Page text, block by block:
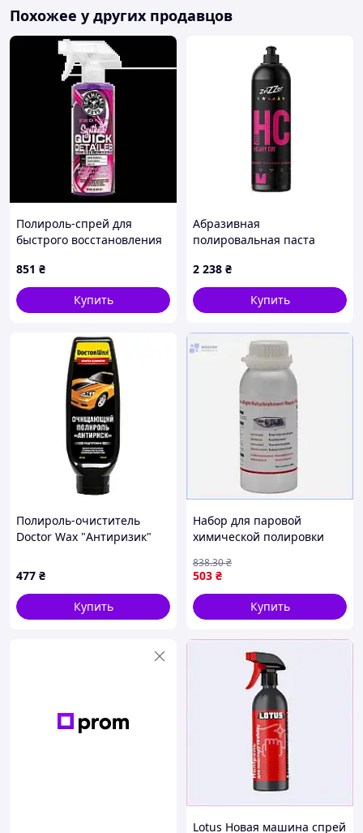
Похожее у других продавцов
Полироль-спрей для
быстрого восстановления
Synthetic Quick Detailer
473мл 196828
851 ₴
Купить
Абразивная
полировальная паста
750 мл для удаления
царапин
2 238 ₴
Купить
Полироль-очиститель
Doctor Wax "Антиризик"
477 ₴
Купить
Набор для паровой
химической полировки
восстановления
прозрачности пластика
МШоп1
503 ₴
838.30₴
Купить
Lotus Новая машина спрей